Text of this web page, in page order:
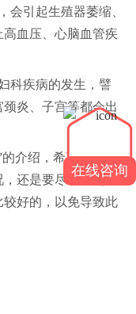
引起生殖器萎缩、
血压、心脑血管疾
疾病的发生，譬
炎、子宫等都会出
介绍，希望大家都能
还是要尽早引起重
好的，以免导致此
在线咨询